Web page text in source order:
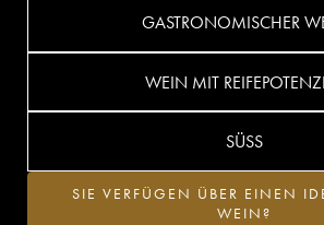
GASTRONOMISCHER
WEIN MIT
SÜSS
SIE VERFÜGEN ÜBER EINEN
WEIN?